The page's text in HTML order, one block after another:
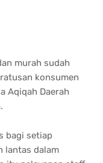
murah sudah
konsumen
Aqiqah Daerah
bagi setiap
lantas dalam